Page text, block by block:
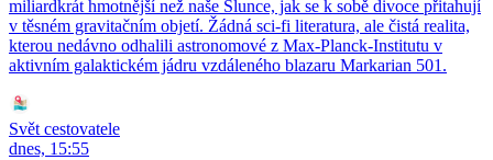
miliardkrát hmotnější než naše Slunce, jak se k sobě divoce přitahují
v těsném gravitačním objetí. Žádná sci-fi literatura, ale čistá realita,
kterou nedávno odhalili astronomové z Max-Planck-Institutu v
aktivním galaktickém jádru vzdáleného blazaru Markarian 501.
Svět cestovatele
dnes, 15:55